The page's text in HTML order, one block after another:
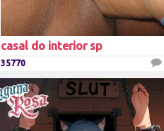
casal do interior sp
35770